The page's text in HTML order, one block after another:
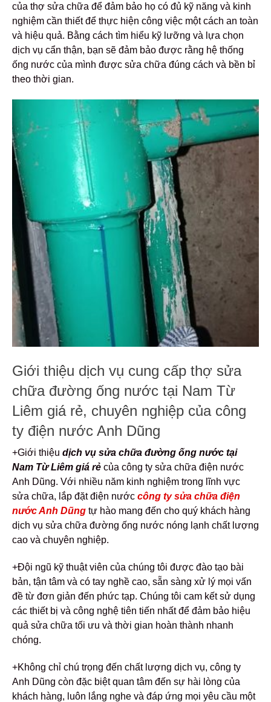
của thợ sửa chữa để đảm bảo họ có đủ kỹ năng và kinh
nghiệm cần thiết để thực hiện công việc một cách an toàn
và hiệu quả. Bằng cách tìm hiểu kỹ lưỡng và lựa chọn
dịch vụ cẩn thận, bạn sẽ đảm bảo được rằng hệ thống
ống nước của mình được sửa chữa đúng cách và bền bỉ
theo thời gian.
Giới thiệu dịch vụ cung cấp thợ sửa
chữa đường ống nước tại Nam Từ
Liêm giá rẻ, chuyên nghiệp của công
ty điện nước Anh Dũng
+Giới thiệu dịch vụ sửa chữa đường ống nước tại
Nam Từ Liêm giá rẻ của công ty sửa chữa điện nước
Anh Dũng. Với nhiều năm kinh nghiệm trong lĩnh vực
sửa chữa, lắp đặt điện nước công ty sửa chữa điện
nước Anh Dũng tự hào mang đến cho quý khách hàng
dịch vụ sửa chữa đường ống nước nóng lạnh chất lượng
cao và chuyên nghiệp.
+Đội ngũ kỹ thuật viên của chúng tôi được đào tạo bài
bản, tận tâm và có tay nghề cao, sẵn sàng xử lý mọi vấn
đề từ đơn giản đến phức tạp. Chúng tôi cam kết sử dụng
các thiết bị và công nghệ tiên tiến nhất để đảm bảo hiệu
quả sửa chữa tối ưu và thời gian hoàn thành nhanh
chóng.
+Không chỉ chú trọng đến chất lượng dịch vụ, công ty
Anh Dũng còn đặc biệt quan tâm đến sự hài lòng của
khách hàng, luôn lắng nghe và đáp ứng mọi yêu cầu một